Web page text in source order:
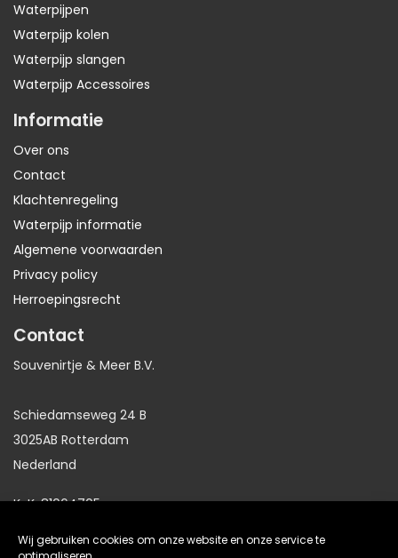
Wij gebruiken cookies om onze website en onze service te
Waterpijpen
Waterpijp kolen
Waterpijp slangen
Waterpijp Accessoires
Informatie
Over ons
Contact
Klachtenregeling
Waterpijp informatie
Algemene voorwaarden
Privacy policy
Herroepingsrecht
Contact
Souvenirtje & Meer B.V.
Schiedamseweg 24 B
3025AB Rotterdam
Nederland
KvK: 81064705